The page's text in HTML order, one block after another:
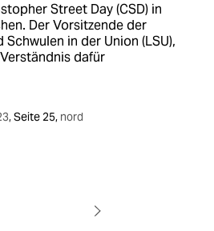
Street Day (CSD) in
Der Vorsitzende der
in der Union (LSU),
dafür
,Seite 25, nord